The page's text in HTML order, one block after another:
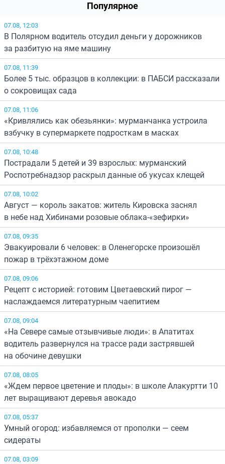
Популярное
07.08, 12:03
В Полярном водитель отсудил деньги у дорожников
за разбитую на яме машину
07.08, 11:39
Более 5 тыс. образцов в коллекции: в ПАБСИ рассказали
о сокровищах сада
07.08, 11:06
«Кривлялись как обезьянки»: мурманчанка устроила
взбучку в супермаркете подросткам в масках
07.08, 10:48
Пострадали 5 детей и 39 взрослых: мурманский
Роспотребнадзор раскрыл данные об укусах клещей
07.08, 10:02
Август — король закатов: житель Кировска заснял
в небе над Хибинами розовые облака-«зефирки»
07.08, 09:35
Эвакуировали 6 человек: в Оленегорске произошёл
пожар в трёхэтажном доме
07.08, 09:06
Рецепт с историей: готовим Цветаевский пирог —
наслаждаемся литературным чаепитием
07.08, 09:04
«На Севере самые отзывчивые люди»: в Апатитах
водитель развернулся на трассе ради застрявшей
на обочине девушки
07.08, 08:05
«Ждем первое цветение и плоды»: в школе Алакуртти 10
лет выращивают деревья авокадо
07.08, 05:37
Умный огород: избавляемся от прополки — сеем
сидераты
07.08, 03:09